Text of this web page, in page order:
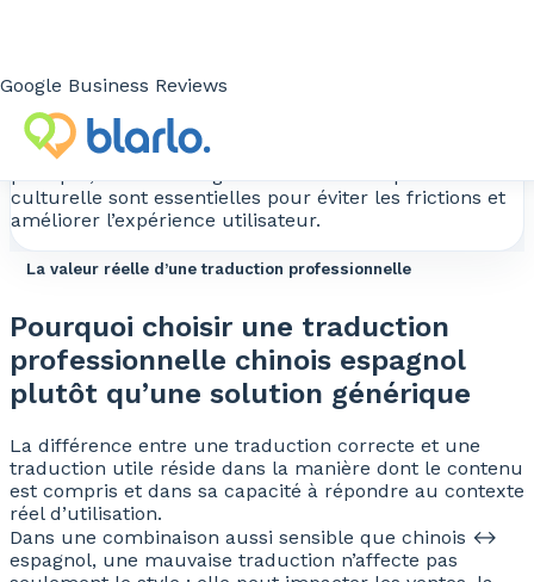
Google Business Reviews
traduction claire et fonctionnelle pour que l’utilisateur
correctement.
Dans la combinaison chinois-espagnol, la clarté
culturelle sont essentielles pour éviter les frictions et
améliorer l’expérience utilisateur.
La valeur réelle d’une traduction professionnelle
Pourquoi choisir une traduction
professionnelle chinois espagnol
plutôt qu’une solution générique
La différence entre une traduction correcte et une
traduction utile réside dans la manière dont le contenu
est compris et dans sa capacité à répondre au contexte
réel d’utilisation.
Dans une combinaison aussi sensible que chinois ↔
espagnol, une mauvaise traduction n’affecte pas